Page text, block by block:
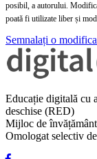
posibil, a autorului.
poată fi utilizate liber și
Semnalați o
Educație digitală cu
deschise (RED)
Mijloc de
Omologat selectiv